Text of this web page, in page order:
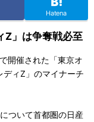
Hatena
Z」は争奪戦必至
開催された「東京オ
ィZ」のマイナーチ
ついて首都圏の日産